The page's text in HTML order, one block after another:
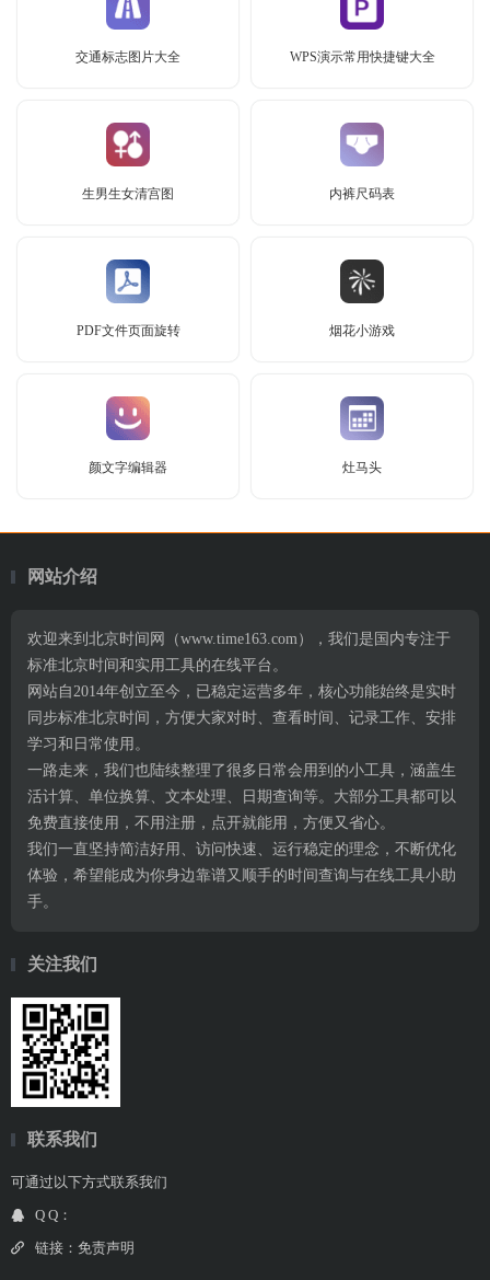
交通标志图片大全 WPS演示常用快捷键大全
生男生女清宫图 内裤尺码表
PDF文件页面旋转 烟花小游戏
颜文字编辑器 灶马头
网站介绍
欢迎来到北京时间网（www.time163.com），我们是国内专注于
标准北京时间和实用工具的在线平台。
网站自2014年创立至今，已稳定运营多年，核心功能始终是实时
同步标准北京时间，方便大家对时、查看时间、记录工作、安排
学习和日常使用。
一路走来，我们也陆续整理了很多日常会用到的小工具，涵盖生
活计算、单位换算、文本处理、日期查询等。大部分工具都可以
免费直接使用，不用注册，点开就能用，方便又省心。
我们一直坚持简洁好用、访问快速、运行稳定的理念，不断优化
体验，希望能成为你身边靠谱又顺手的时间查询与在线工具小助
手。
关注我们
联系我们
可通过以下方式联系我们
Q Q：
链接： 免责声明